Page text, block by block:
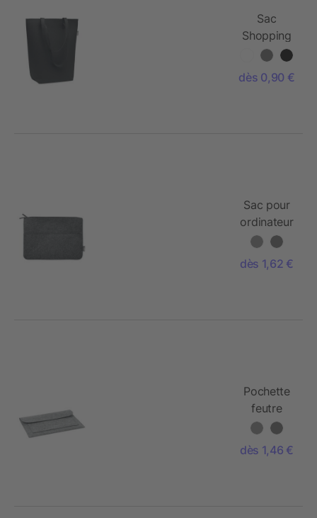
Sac
Shopping
en feutre
dès 0,90 €
Sac pour
ordinateur
en RPET
dès 1,62 €
Pochette
feutre
ordinateur
dès 1,46 €